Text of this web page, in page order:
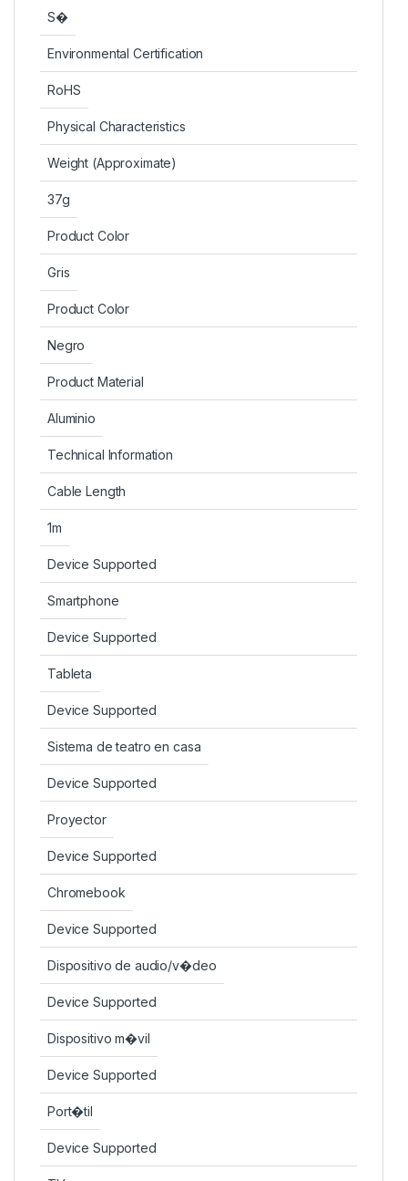
S�
Environmental Certification
RoHS
Physical Characteristics
Weight (Approximate)
37g
Product Color
Gris
Product Color
Negro
Product Material
Aluminio
Technical Information
Cable Length
1m
Device Supported
Smartphone
Device Supported
Tableta
Device Supported
Sistema de teatro en casa
Device Supported
Proyector
Device Supported
Chromebook
Device Supported
Dispositivo de audio/v�deo
Device Supported
Dispositivo m�vil
Device Supported
Port�til
Device Supported